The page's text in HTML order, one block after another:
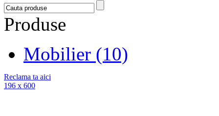
Produse
Mobilier (10)
Reclama ta aici
196 x 600